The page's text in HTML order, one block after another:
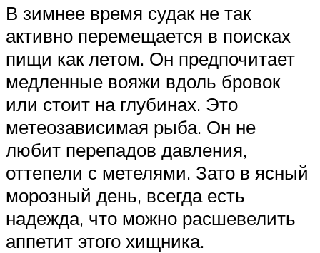
В зимнее время судак не так
активно перемещается в поисках
пищи как летом. Он предпочитает
медленные вояжи вдоль бровок
или стоит на глубинах. Это
метеозависимая рыба. Он не
любит перепадов давления,
оттепели с метелями. Зато в ясный
морозный день, всегда есть
надежда, что можно расшевелить
аппетит этого хищника.